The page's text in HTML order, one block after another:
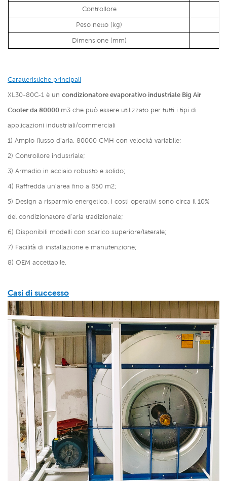
Controllore
Peso netto (kg)
Dimensione (mm)
Caratteristiche principali
XL30-80C-1 è un condizionatore evaporativo industriale Big Air
Cooler da 80000 m3 che può essere utilizzato per tutti i tipi di
applicazioni industriali/commerciali
1) Ampio flusso d'aria, 80000 CMH con velocità variabile;
2) Controllore industriale;
3) Armadio in acciaio robusto e solido;
4) Raffredda un'area fino a 850 m2;
5) Design a risparmio energetico, i costi operativi sono circa il 10%
del condizionatore d'aria tradizionale;
6) Disponibili modelli con scarico superiore/laterale;
7) Facilità di installazione e manutenzione;
8) OEM accettabile.
Casi di successo